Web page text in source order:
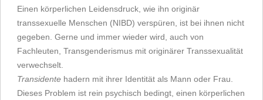
Einen körperlichen Leidensdruck, wie ihn originär
transsexuelle Menschen (NIBD) verspüren, ist bei ihnen nicht
gegeben. Gerne und immer wieder wird, auch von
Fachleuten, Transgenderismus mit originärer Transsexualität
verwechselt.
Transidente hadern mit ihrer Identität als Mann oder Frau.
Dieses Problem ist rein psychisch bedingt, einen körperlichen